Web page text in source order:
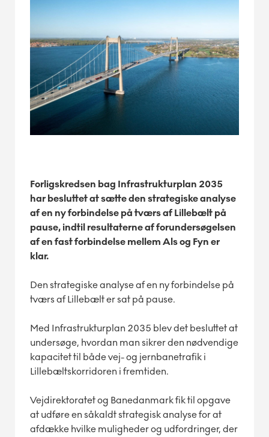
Forligskredsen bag Infrastrukturplan 2035
har besluttet at sætte den strategiske analyse
af en ny forbindelse på tværs af Lillebælt på
pause, indtil resultaterne af forundersøgelsen
af en fast forbindelse mellem Als og Fyn er
klar.
Den strategiske analyse af en ny forbindelse på
tværs af Lillebælt er sat på pause.
Med Infrastrukturplan 2035 blev det besluttet at
undersøge, hvordan man sikrer den nødvendige
kapacitet til både vej- og jernbanetrafik i
Lillebæltskorridoren i fremtiden.
Vejdirektoratet og Banedanmark fik til opgave
at udføre en såkaldt strategisk analyse for at
afdække hvilke muligheder og udfordringer, der